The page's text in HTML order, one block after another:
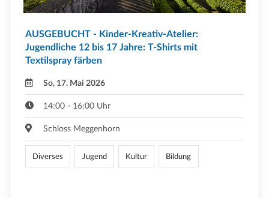
AUSGEBUCHT - Kinder-Kreativ-Atelier:
Jugendliche 12 bis 17 Jahre: T-Shirts mit
Textilspray färben
So, 17. Mai 2026
14:00 - 16:00 Uhr
Schloss Meggenhorn
Diverses Jugend Kultur Bildung